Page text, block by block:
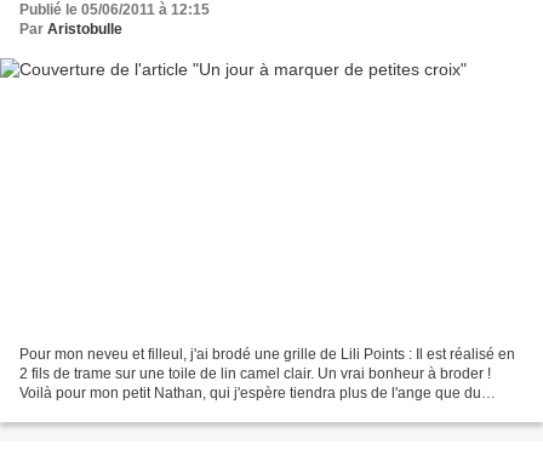
Publié le 05/06/2011 à 12:15
Par Aristobulle
Pour mon neveu et filleul, j'ai brodé une grille de Lili Points : Il est réalisé en
2 fils de trame sur une toile de lin camel clair. Un vrai bonheur à broder !
Voilà pour mon petit Nathan, qui j'espère tiendra plus de l'ange que du